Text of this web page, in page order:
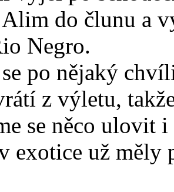
do člunu a
Negro.
po nějaký
z výletu,
se něco ulovit
exotice už